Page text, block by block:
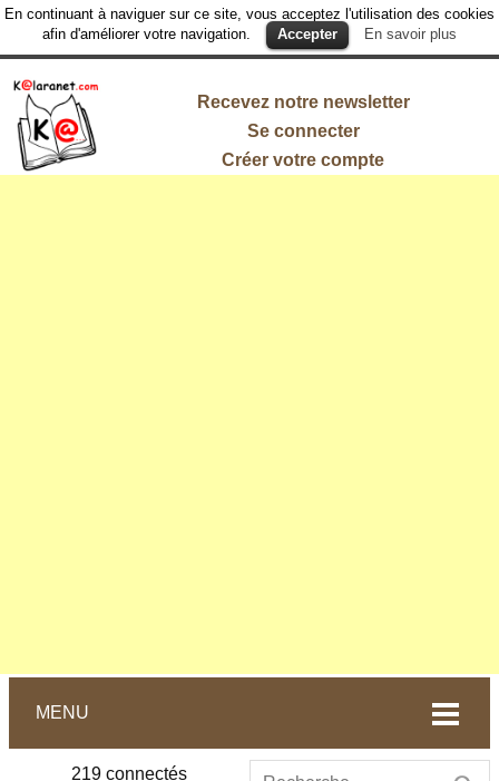
En continuant à naviguer sur ce site, vous acceptez l'utilisation des cookies
afin d'améliorer votre navigation.
Accepter En savoir plus
Recevez notre newsletter
Se connecter
Créer votre compte
MENU
219 connectés